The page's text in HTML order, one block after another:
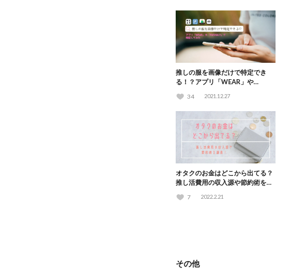
推しの服を画像だけで特定でき
る！？アプリ「WEAR」や
34 2021.12.27
オタクのお金はどこから出てる？
推し活費用の収入源や節約術を調
7 2022.2.21
その他